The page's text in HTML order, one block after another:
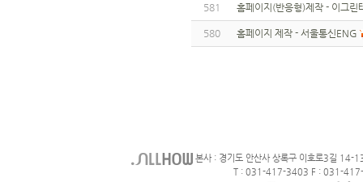
581 홈페이지(반응형)제작 - 이그린
580 홈페이지 제작 - 서울통신ENG
본사 : 경기도 안산사 상록구 이호로3길 14-
T : 031-417-3403 F : 031-